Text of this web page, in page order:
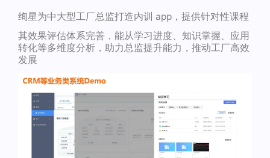
绚星为中大型工厂总监打造内训 app，提供针对性课程
其效果评估体系完善，能从学习进度、知识掌握、应用
转化等多维度分析，助力总监提升能力，推动工厂高效
发展